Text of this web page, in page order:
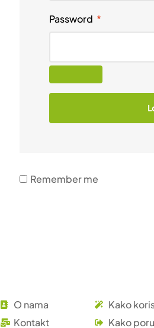
Password *
Remember me
O nama
Kontakt
Kako
Kako